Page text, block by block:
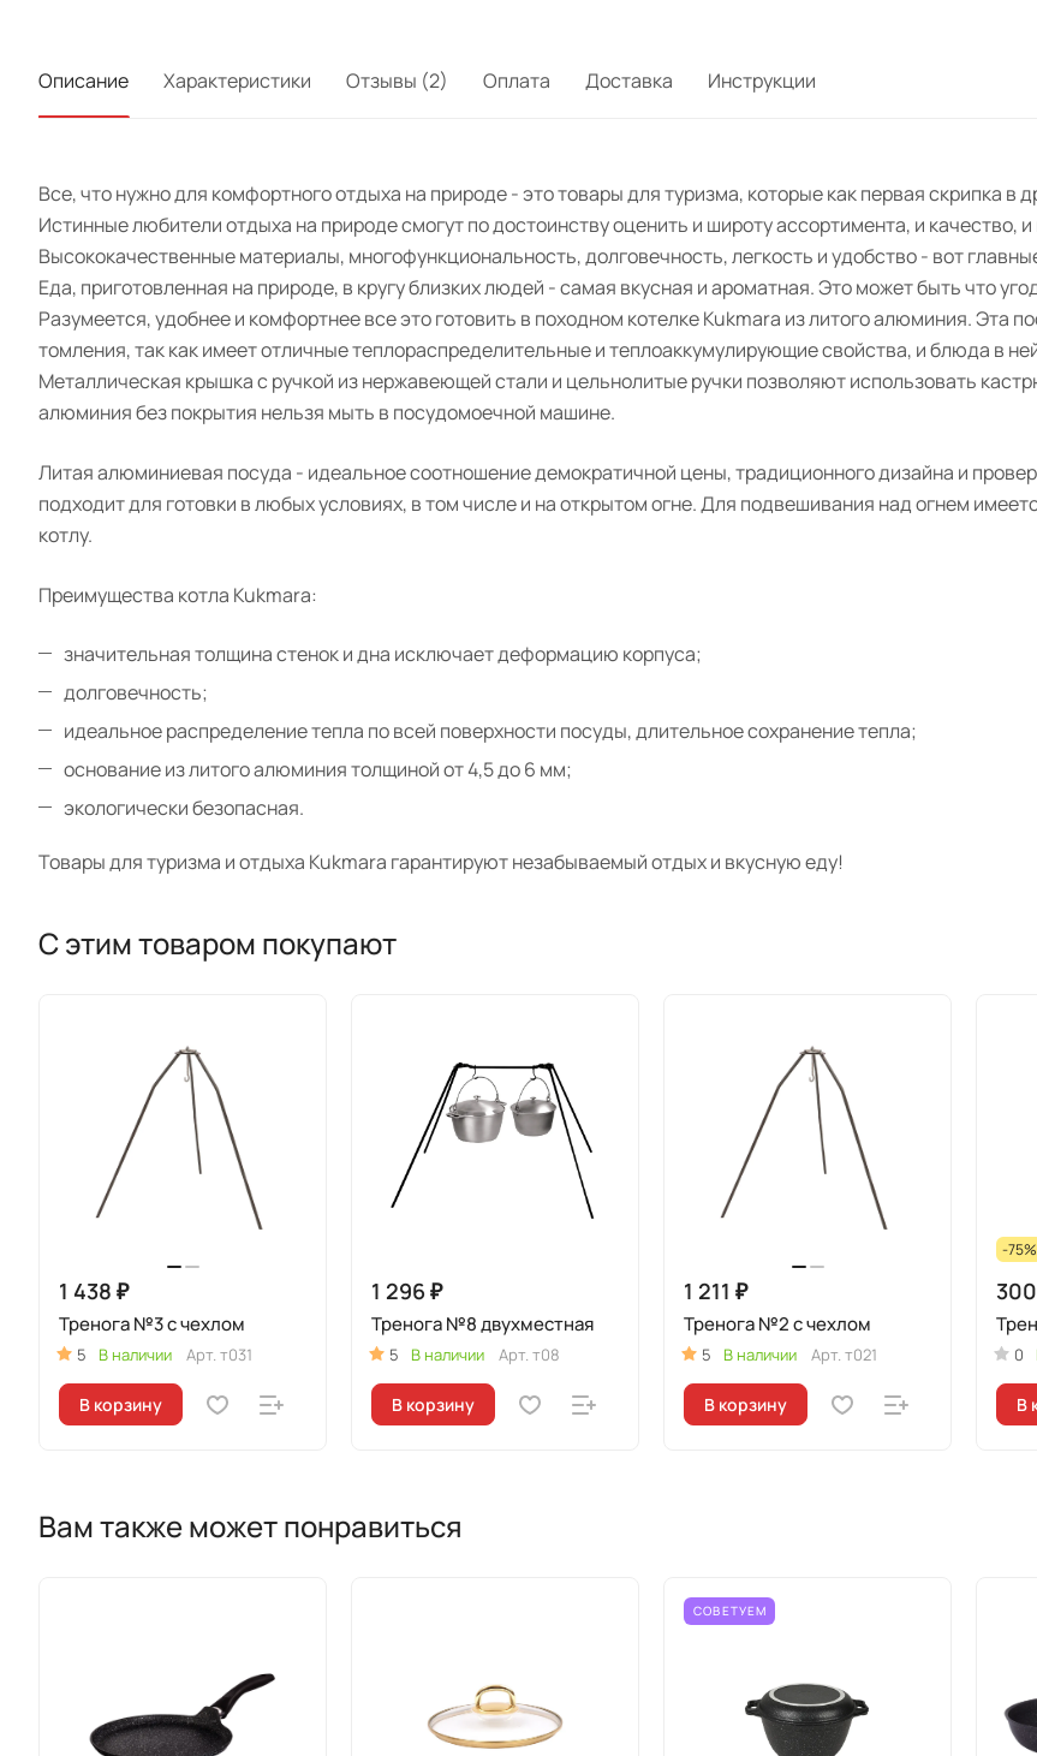
Описание Характеристики Отзывы (2) Оплата Доставка Инструкции
Все, что нужно для комфортного отдыха на природе - это товары для туризма, которые как первая скрипка в
Истинные любители отдыха на природе смогут по достоинству оценить и широту ассортимента, и качество,
Высококачественные материалы, многофункциональность, долговечность, легкость и удобство - вот
Еда, приготовленная на природе, в кругу близких людей - самая вкусная и ароматная. Это может быть что
Разумеется, удобнее и комфортнее все это готовить в походном котелке Kukmara из литого алюминия. Эта
томления, так как имеет отличные теплораспределительные и теплоаккумулирующие свойства, и блюда в
Металлическая крышка с ручкой из нержавеющей стали и цельнолитые ручки позволяют использовать
алюминия без покрытия нельзя мыть в посудомоечной машине.
Литая алюминиевая посуда - идеальное соотношение демократичной цены, традиционного дизайна и
подходит для готовки в любых условиях, в том числе и на открытом огне. Для подвешивания над огнем
котлу.
Преимущества котла Kukmara:
значительная толщина стенок и дна исключает деформацию корпуса;
долговечность;
идеальное распределение тепла по всей поверхности посуды, длительное сохранение тепла;
основание из литого алюминия толщиной от 4,5 до 6 мм;
экологически безопасная.
Товары для туризма и отдыха Kukmara гарантируют незабываемый отдых и вкусную еду!
С этим товаром покупают
1 438 ₽
Тренога №3 с чехлом
5 В наличии Арт. т031
В корзину
1 296 ₽
Тренога №8 двухместная
5 В наличии Арт. т08
В корзину
1 211 ₽
Тренога №2 с чехлом
5 В наличии Арт. т021
В корзину
-75%
0
В
Вам также может понравиться
СОВЕТУЕМ